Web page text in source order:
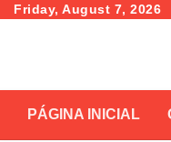
SkipFriday, August 7, 2026
PÁGINA INICIAL